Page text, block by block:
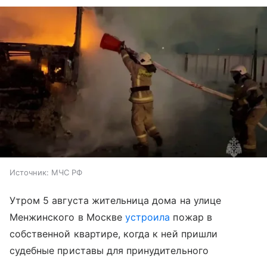
Источник: МЧС РФ
Утром 5 августа жительница дома на улице
Менжинского в Москвеустроила пожар в
собственной квартире, когда к ней пришли
судебные приставы для принудительного